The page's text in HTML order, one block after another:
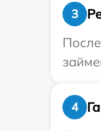
3
4